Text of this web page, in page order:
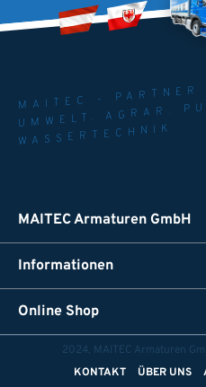
MAITEC -
UMWELT. AGRAR.
WASSERTECHNIK
MAITEC Armaturen GmbH
Informationen
Online Shop
2024, MAITEC Armaturen
KONTAKT
ÜBER UNS